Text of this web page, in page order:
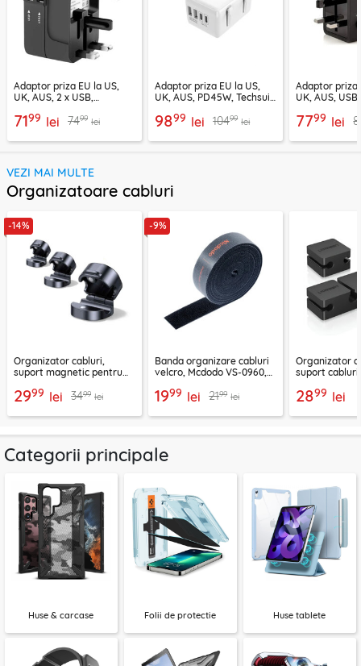
Adaptor priza EU la US,
UK, AUS, 2 x USB,
7199 lei 7499 lei
Adaptor priza EU la US,
UK, AUS, PD45W, Techsuit,
9899 lei 10499 lei
Adaptor priza
UK, AUS,
7799 lei
VEZI MAI MULTE
Organizatoare cabluri
-14%
Organizator cabluri,
suport magnetic pentru
2999 lei 3499 lei
-9%
Banda organizare cabluri
velcro, Mcdodo VS-0960,
1999 lei 2199 lei
Organizator
suport
2899 lei
Categorii principale
Huse & carcase Folii de protectie Huse tablete